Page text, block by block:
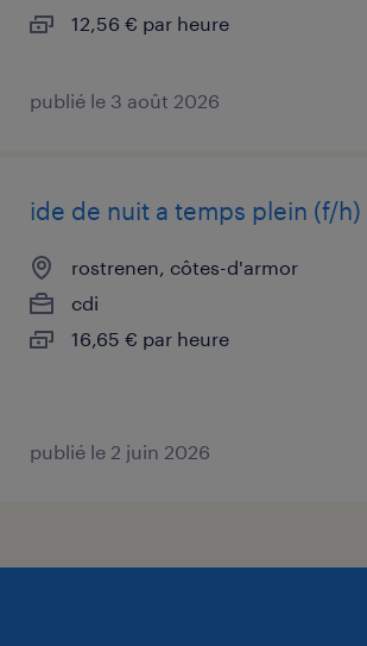
12,56 € par heure
publié le 3 août 2026
ide de nuit a temps plein (f/h)
rostrenen, côtes-d'armor
cdi
16,65 € par heure
publié le 2 juin 2026